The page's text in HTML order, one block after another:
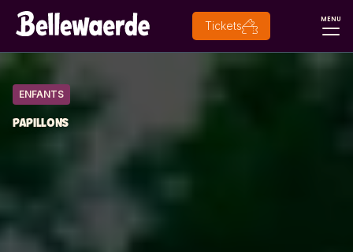
Tickets MENU
ENFANTS
PAPILLONS